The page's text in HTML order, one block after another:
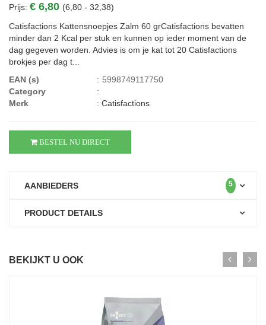
Prijs: € 6,80 (6,80 - 32,38)
Catisfactions Kattensnoepjes Zalm 60 grCatisfactions bevatten
minder dan 2 Kcal per stuk en kunnen op ieder moment van de
dag gegeven worden. Advies is om je kat tot 20 Catisfactions
brokjes per dag t...
EAN (s)
: 5998749117750
Category
:
Merk
: Catisfactions
BESTEL NU DIRECT
AANBIEDERS 5
PRODUCT DETAILS
BEKIJKT U OOK